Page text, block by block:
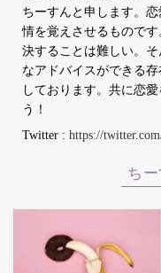
ちーすんと申します。
情を覚えさせるもので
決することは難しい。
なアドバイスができる
しております。共に恋
う！
Twitter : https://
ち